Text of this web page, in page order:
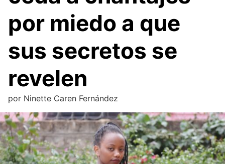
por miedo a que
sus secretos se
revelen
por Ninette Caren Fernández